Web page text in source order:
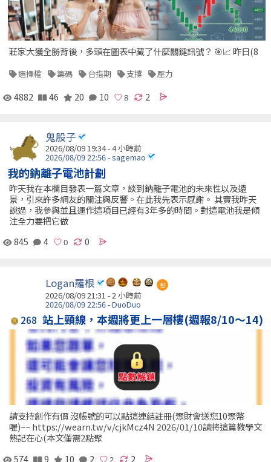
莊家大獲全勝背後，多頭在圖表中藏了什麼關鍵訊號？ 🎯📈 昨日(8
選擇權 籌碼 台指期 支撐 壓力
4882 46 20 10 2
鬼股子
2026/08/09 19:34 -4 小時前
2026/08/09 22:56 - sagemao
我的鈉離子電池計劃
昨天我在本欄目發表一篇文章，談到鈉離子電池的未來性以及遠
景，引來許多網友的關注與反響。在此我先表示感謝。 其實我昨天
說過，我參與並且運作這項目已經有3年多的時間。對這電池我是傾
注全力要把它做
845
4 0
Logan羅根 包
2026/08/09 21:31 -2 小時前
2026/08/09 22:56 - DuoDuo
268 站上頸線，本週將更上一層樓(週報8/10～14)
請支持創作有價 沒帳號的可以點這連結註冊(聚財會送您10聚幣
喔)~~ https://wearn.tw/v/cjkMcz4N 2026/01/10請將這篇教學文
熟記在心(本文僅需2點聚
574
9 10 2 2